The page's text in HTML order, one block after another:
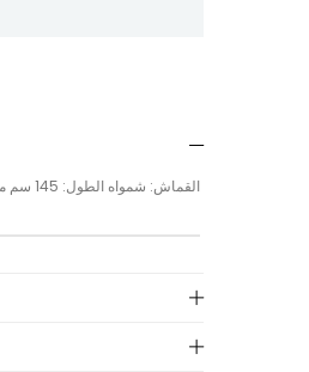
القماش: شمواه الطول: 145 سم مواصفات المنتج: الأكمام مفصّلة بطيات. الحزام متاح. الياقات منقوشة.